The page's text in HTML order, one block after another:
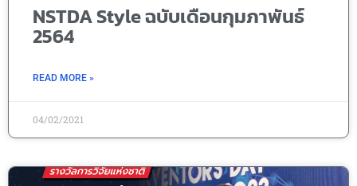
NSTDA Style ฉบับเดือนกุมภาพันธ์
2564
READ MORE »
04/02/2021